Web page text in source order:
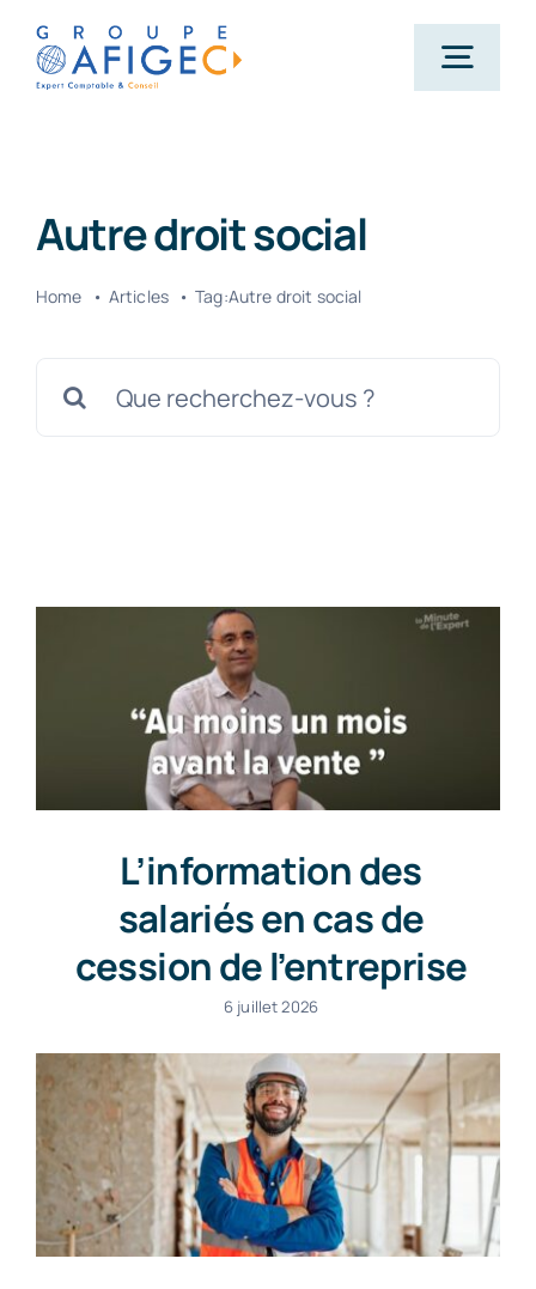
Passer
contenu
Qui-sommes-nous ?
Contact
Autre droit social
Home Articles Tag:Autre droit social
L’information des
salariés en cas de
cession de l’entreprise
6 juillet 2026